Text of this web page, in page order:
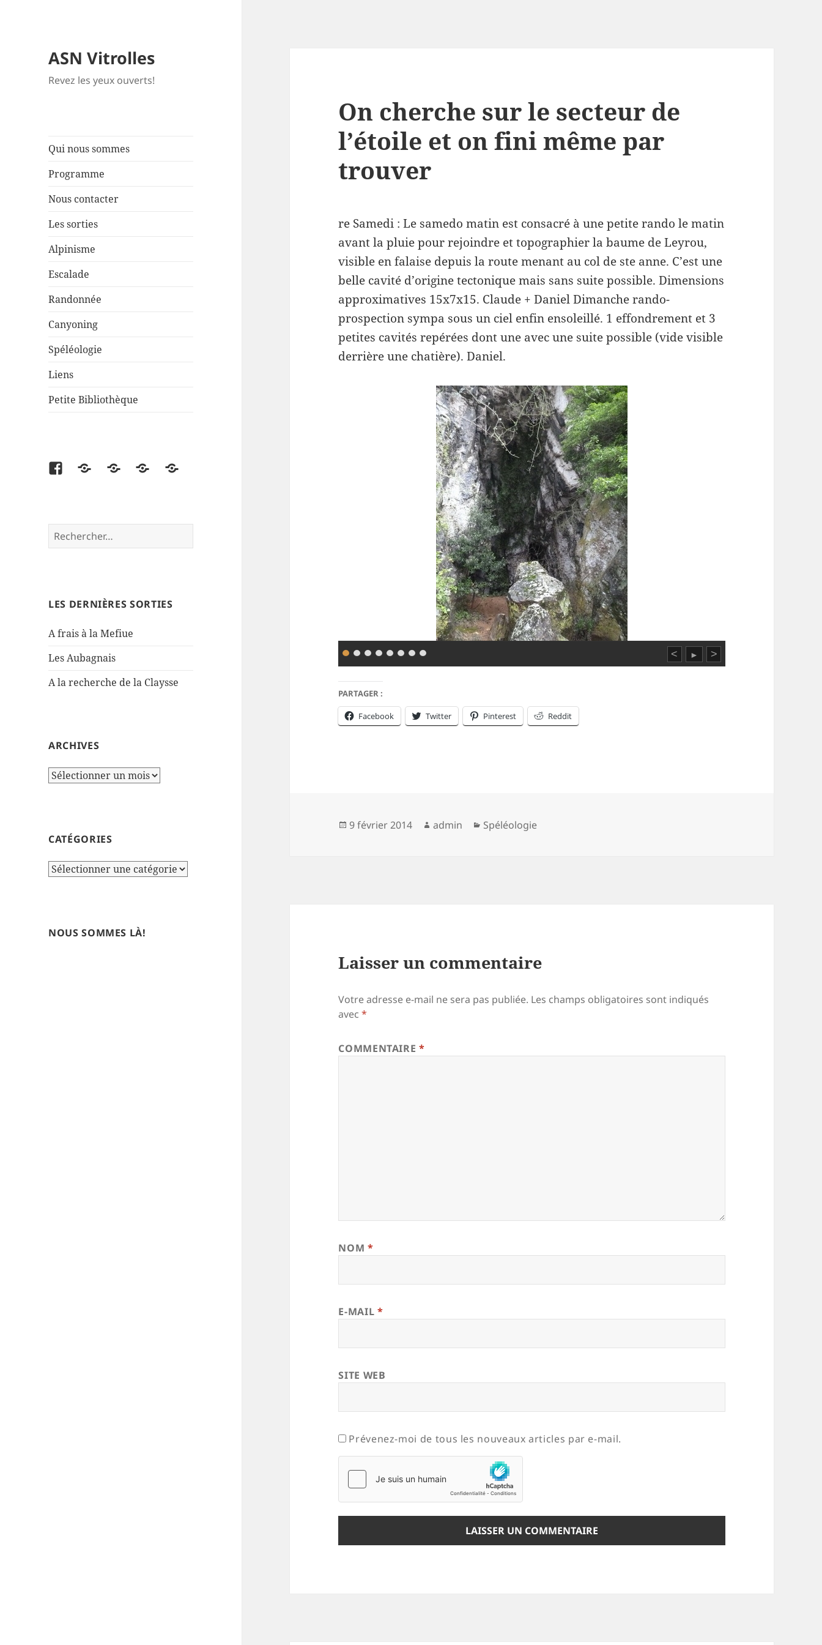
ASN Vitrolles
Revez les yeux ouverts!
Qui nous sommes
Programme
Nous contacter
Les sorties
Alpinisme
Escalade
Randonnée
Canyoning
Spéléologie
Liens
Petite Bibliothèque
FacebookPartenaire
Liens CartesPetite
Rechercher :
LES DERNIÈRES SORTIES
A frais à la Mefiue
Les Aubagnais
A la recherche de la Claysse
ARCHIVES
Archives
CATÉGORIES
Catégories
NOUS SOMMES LÀ!
On cherche sur le secteur de
l’étoile et on fini même par
trouver
re Samedi : Le samedo matin est consacré à une petite rando le matin
avant la pluie pour rejoindre et topographier la baume de Leyrou,
visible en falaise depuis la route menant au col de ste anne. C’est une
belle cavité d’origine tectonique mais sans suite possible. Dimensions
approximatives 15x7x15. Claude + Daniel Dimanche rando-
prospection sympa sous un ciel enfin ensoleillé. 1 effondrement et 3
petites cavités repérées dont une avec une suite possible (vide visible
derrière une chatière). Daniel.
< ► >
PARTAGER :
Facebook Twitter Pinterest Reddit
Publié
9 février 2014 Auteur
admin Catégories
Spéléologie
Laisser un commentaire
Votre adresse e-mail ne sera pas publiée. Les champs obligatoires sont indiqués
avec*
COMMENTAIRE*
NOM *
E-MAIL *
SITE WEB
Prévenez-moi de tous les nouveaux articles par e-mail.